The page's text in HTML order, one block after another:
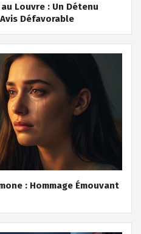
Louvre : Un Détenu
Défavorable
: Hommage Émouvant